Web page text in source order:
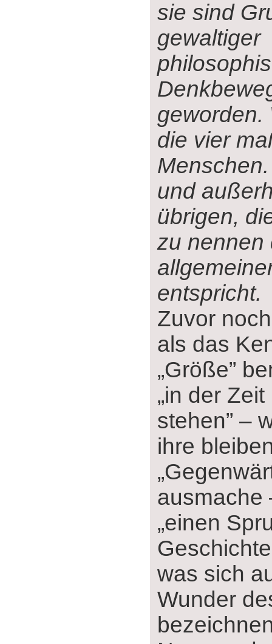
sie sind
gewaltiger
geworden.
die vier
und
übrigen,
zu nennen
entspricht.
Zuvor
als das
„Größe”
„in der
stehen” ‒
ihre
ausmache
„einen
was sich
Wunder